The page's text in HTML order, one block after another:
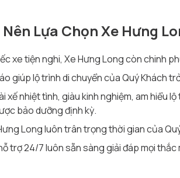
Lựa Chọn Xe Hưng
xe tiện nghi, Xe Hưng Long còn chinh
giúp lộ trình di chuyển của Quý Khách
xế nhiệt tình, giàu kinh nghiệm, am hiểu
bảo dưỡng định kỳ.
Long luôn trân trọng thời gian của
trợ 24/7 luôn sẵn sàng giải đáp mọi